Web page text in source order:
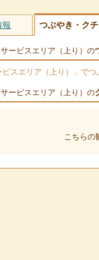
報 つぶやき・クチ
ービスエリア（上り）の
ビスエリア（上り）」で
ービスエリア（上り）の
こちらの